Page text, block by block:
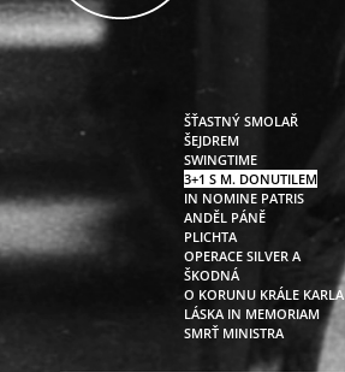
ŠŤASTNÝ SMOLAŘ
ŠEJDREM
SWINGTIME
3+1 S M. DONUTILEM
IN NOMINE PATRIS
ANDĚL PÁNĚ
PLICHTA
OPERACE SILVER A
ŠKODNÁ
O KORUNU KRÁLE KARLA
LÁSKA IN MEMORIAM
SMRŤ MINISTRA